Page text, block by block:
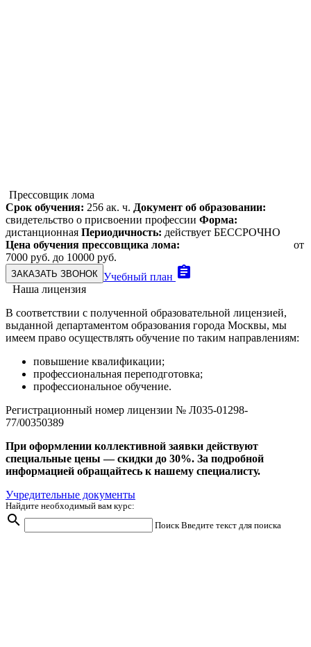
Прессовщик лома
Срок обучения: 256 ак. ч. Документ об образовании:
свидетельство о присвоении профессии Форма:
дистанционная Периодичность: действует БЕССРОЧНО
Цена обучения прессовщика лома:
от
7000 руб. до 10000 руб.
ЗАКАЗАТЬ ЗВОНОК Учебный план assignment
Наша лицензия
В соответствии с полученной образовательной лицензией,
выданной департаментом образования города Москвы, мы
имеем право осуществлять обучение по таким направлениям:
повышение квалификации;
профессиональная переподготовка;
профессиональное обучение.
Регистрационный номер лицензии № Л035-01298-
77/00350389
При оформлении коллективной заявки действуют
специальные цены — скидки до 30%. За подробной
информацией обращайтесь к нашему специалисту.
Учредительные документы
Найдите необходимый вам курс:
search Поиск Введите текст для поиска